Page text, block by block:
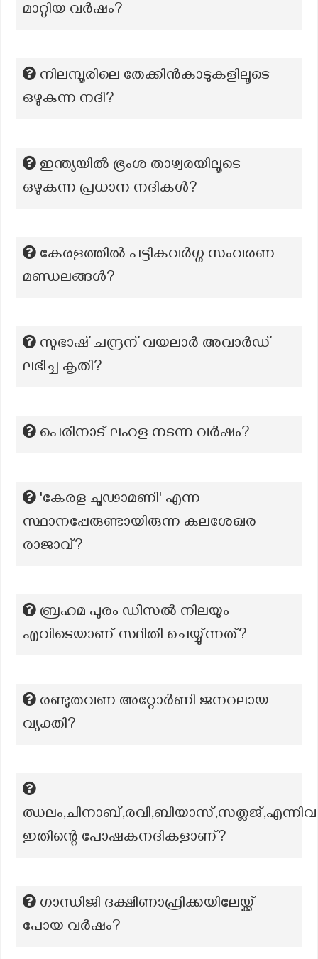
മാറ്റിയ വർഷം?
നിലമ്പൂരിലെ തേക്കിൻകാടുകളിലൂടെ
ഒഴുകുന്ന നദി?
ഇന്ത്യയിൽ ഭ്രംശ താഴ്വരയിലൂടെ
ഒഴുകുന്ന പ്രധാന നദികൾ?
കേരളത്തിൽ പട്ടികവർഗ്ഗ സംവരണ
മണ്ഡലങ്ങൾ?
സുഭാഷ് ചന്ദ്രന് വയലാര്‍ അവാര്‍ഡ്
ലഭിച്ച കൃതി?
പെരിനാട് ലഹള നടന്ന വർഷം?
'കേരള ചൂഢാമണി' എന്ന
സ്ഥാനപ്പേരുണ്ടായിരുന്ന കുലശേഖര
രാജാവ്?
ബ്രഹമ പുരം ഡീസല്‍ നിലയും
എവിടെയാണ് സ്ഥിതി ചെയ്യു്ന്നത്?
രണ്ടുതവണ അറ്റോർണി ജനറലായ
വ്യക്തി?
ഝലം,ചിനാബ്,രവി,ബിയാസ്,സത്ലജ്,എന്നിവ
ഇതിന്റെ പോഷകനദികളാണ്?
ഗാന്ധിജി ദക്ഷിണാഫ്രിക്കയിലേയ്ക്ക്
പോയ വർഷം?